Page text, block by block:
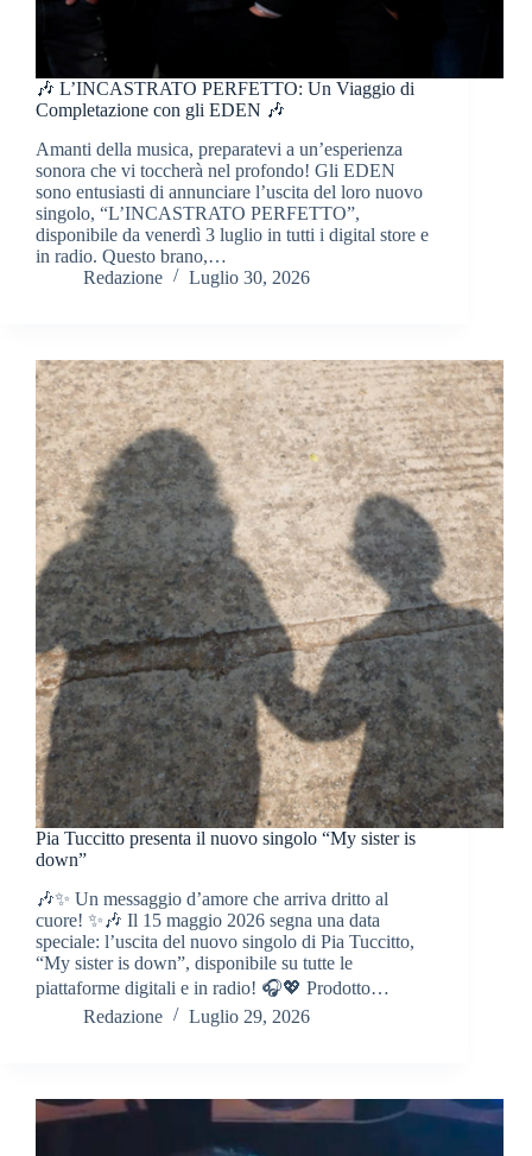
🎶 L’INCASTRATO PERFETTO: Un Viaggio di
Completazione con gli EDEN 🎶
Amanti della musica, preparatevi a un’esperienza
sonora che vi toccherà nel profondo! Gli EDEN
sono entusiasti di annunciare l’uscita del loro nuovo
singolo, “L’INCASTRATO PERFETTO”,
disponibile da venerdì 3 luglio in tutti i digital store e
in radio. Questo brano,…
Redazione
Luglio 30, 2026
Pia Tuccitto presenta il nuovo singolo “My sister is
down”
🎶✨ Un messaggio d’amore che arriva dritto al
cuore! ✨🎶 Il 15 maggio 2026 segna una data
speciale: l’uscita del nuovo singolo di Pia Tuccitto,
“My sister is down”, disponibile su tutte le
piattaforme digitali e in radio! 🎧💖 Prodotto…
Redazione
Luglio 29, 2026